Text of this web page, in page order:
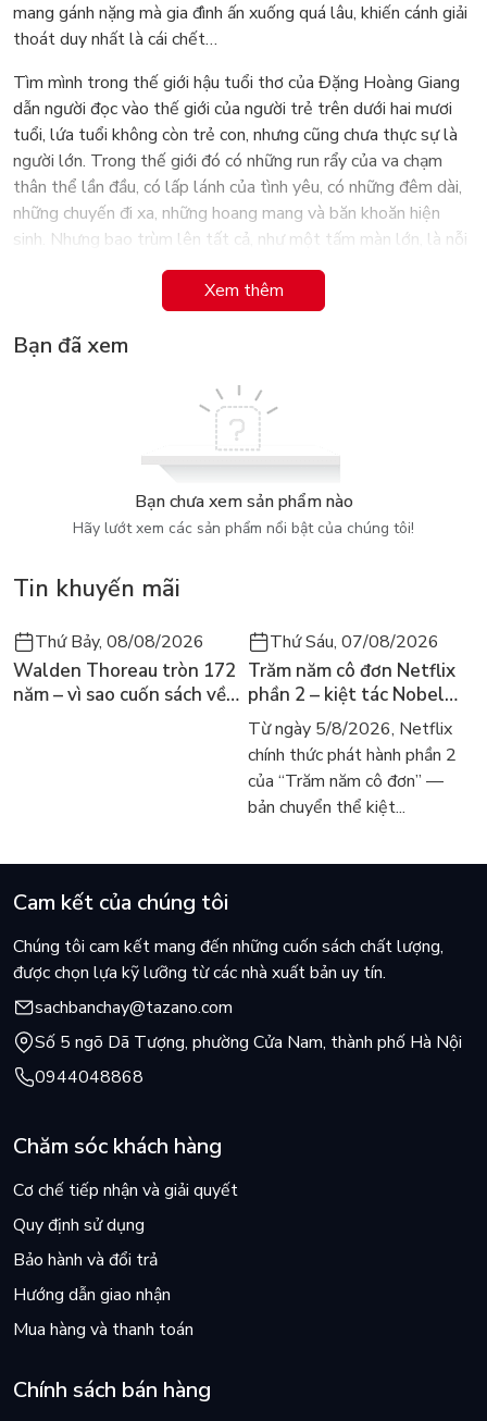
mang gánh nặng mà gia đình ấn xuống quá lâu, khiến cánh giải
thoát duy nhất là cái chết…
Tìm mình trong thế giới hậu tuổi thơ của Đặng Hoàng Giang
dẫn người đọc vào thế giới của người trẻ trên dưới hai mươi
tuổi, lứa tuổi không còn trẻ con, nhưng cũng chưa thực sự là
người lớn. Trong thế giới đó có những run rẩy của va chạm
thân thể lần đầu, có lấp lánh của tình yêu, có những đêm dài,
những chuyến đi xa, những hoang mang và băn khoăn hiện
sinh. Nhưng bao trùm lên tất cả, như một tấm màn lớn, là nỗi
đau. Nỗi đau từ sự cô đơn của đứa con vẫn được xã hội khen
là “trưởng thành” và “ngoan,” từ sự trống rỗng nội tâm của
đứa trẻ lớn lên trong một gia đình lạnh lẽo, từ sự tuyệt vọng
của người trẻ bị giam cầm trong nhà tù mang tên tình yêu cha
Vang lên như những bài hát khi buồn đau khi dữ dội, những
chân dung trong cuốn sách cùng các phân tích tâm lý học của
tác giả sẽ khiến cha mẹ, thầy cô và tất cả những ai có người
trẻ trong cuộc sống của mình phải thức tỉnh, phải ngồi xuống
lắng nghe con em mình và suy ngẫm về bản thân, để học cách
chữa lành và yêu thương đích thực.
Giới thiệu về tác giả
Tiến sĩ Đặng Hoàng Giang là chuyên gia phát triển, nhà hoạt
động xã hội và tác giả chính luận. Các hoạt động nghiên cứu và
vận động chính sách của anh nhằm nâng cao chất lượng quản
trị quốc gia và thúc đẩy tiếng nói của người dân. Anh nỗ lực
mở rộng không gian xã hội dân sự, truyền bá tri thức, phá bỏ
định kiến và kỳ thị, xây dựng một xã hội khoan dung và trắc
Đặng Hoàng Giang tốt nghiệp kỹ sư tin học tại Đại học Công
Đại học Công nghệ Vienna, Áo. Hiện sống và làm việc tại Việt
Nam.
Xem thêm
Bạn đã xem
Bạn chưa xem sản phẩm nào
Hãy lướt xem các sản phẩm nổi bật của chúng tôi!
Tin khuyến mãi
Thứ Bảy, 08/08/2026
Walden Thoreau tròn 172
năm – vì sao cuốn sách về
Thứ Sáu, 07/08/2026
Trăm năm cô đơn Netflix
phần 2 – kiệt tác Nobel
trở lại màn ảnh, dòng
người tìm đọc lại García
Márquez
Từ ngày 5/8/2026, Netflix
chính thức phát hành phần 2
của “Trăm năm cô đơn” —
bản chuyển thể kiệt...
Cam kết của chúng tôi
Chúng tôi cam kết mang đến những cuốn sách chất lượng,
được chọn lựa kỹ lưỡng từ các nhà xuất bản uy tín.
sachbanchay@tazano.com
Số 5 ngõ Dã Tượng, phường Cửa Nam, thành phố Hà Nội
0944048868
Chăm sóc khách hàng
Cơ chế tiếp nhận và giải quyết
Quy định sử dụng
Bảo hành và đổi trả
Hướng dẫn giao nhận
Mua hàng và thanh toán
Chính sách bán hàng